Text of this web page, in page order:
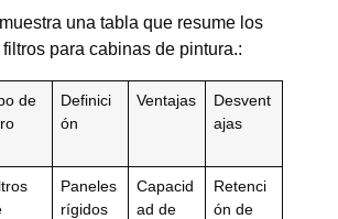
una tabla que resume los
para cabinas de pintura.:
de
Definici
ón
Ventajas
Desvent
ajas
Paneles
rígidos
Capacid
ad de
Retenci
ón de